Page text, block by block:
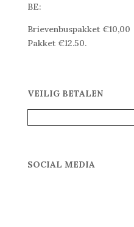
BE:
Brievenbuspakket €10,00
Pakket €12.50.
VEILIG BETALEN
SOCIAL MEDIA